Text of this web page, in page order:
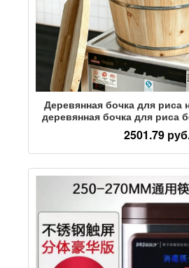
Деревянная бочка для риса
деревянная бочка для риса
пару рисовая реторта
приготовления риса
2501.79